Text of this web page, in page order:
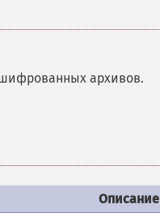
архивов.
Описание